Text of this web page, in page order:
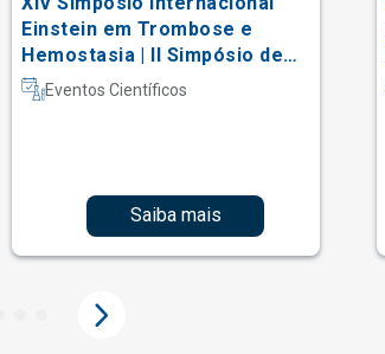
Einstein em Trombose e
Hemostasia | II Simpósio de
Hematologia Laboratorial
Eventos Científicos
Saiba mais